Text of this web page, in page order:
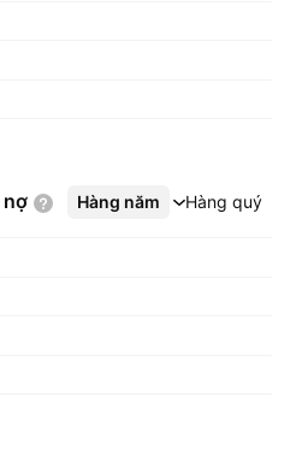
nợ Hàng năm Hàng quý
Xem thêm